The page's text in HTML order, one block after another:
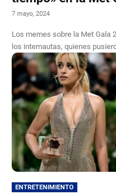
7 mayo, 2024
Los memes sobre la Met Gala
los internautas, quienes
ENTRETENIMIENTO